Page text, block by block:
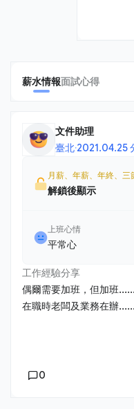
薪水情報面試心得
文件助理
臺北·2021.04.25
月薪、年薪、年終、三
解鎖後顯示
上班心情
平常心
工作經驗分享
偶爾需要加班，但加班......
在職時老闆及業務在辦......
0